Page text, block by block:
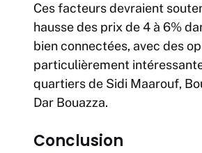
Ces facteurs devraient
hausse des prix de 4 à 6%
bien connectées, avec des
particulièrement
quartiers de Sidi Maarouf,
Dar Bouazza.
Conclusion